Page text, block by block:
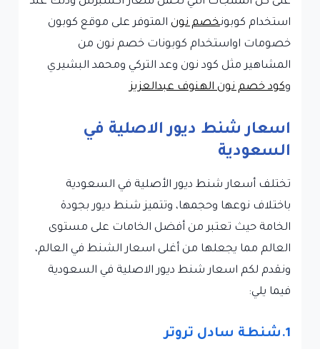
استخدام كوبونخصم نونالمتوفر على موقع كوبون
خصومات اواستخدام كوبونات خصم نون من
المشاهير مثل كود نون وعد التركي ومحمد البشيري
وكود خصم نون الهنوف عبدالعزيز
اسعار شنط ديور الاصلية في
السعودية
تختلف أسعار شنط ديور الأصلية في السعودية
باختلاف نوعها وحجمها، وتتميز شنط ديور بجودة
الخامة حيث تعتبر من أفضل الخامات على مستوى
العالم مما يجعلها من أغلى اسعار الشنط في العالم،
ونقدم لكم اسعار شنط ديور الاصلية في السعودية
فيما يلي:
1.شنطة سادل تروتر